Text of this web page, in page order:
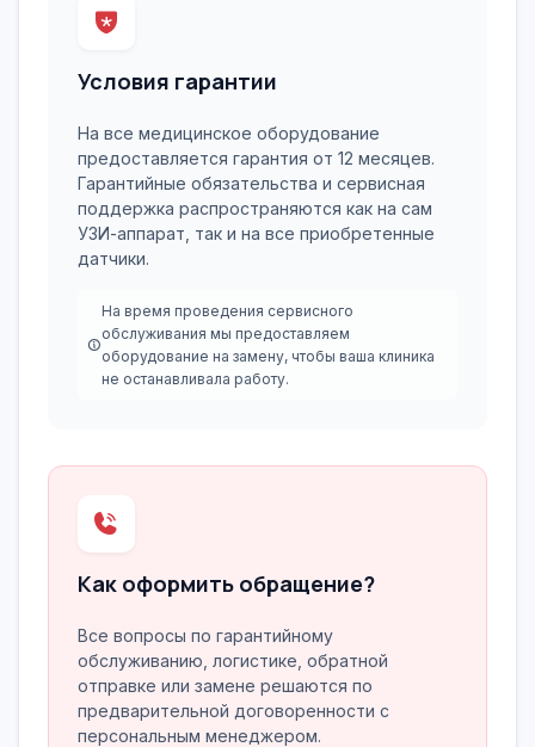
Условия гарантии
На все медицинское оборудование
предоставляется гарантия от 12 месяцев.
Гарантийные обязательства и сервисная
поддержка распространяются как на сам
УЗИ-аппарат, так и на все приобретенные
датчики.
На время проведения сервисного
обслуживания мы предоставляем
оборудование на замену, чтобы ваша клиника
не останавливала работу.
Как оформить обращение?
Все вопросы по гарантийному
обслуживанию, логистике, обратной
отправке или замене решаются по
предварительной договоренности с
персональным менеджером.